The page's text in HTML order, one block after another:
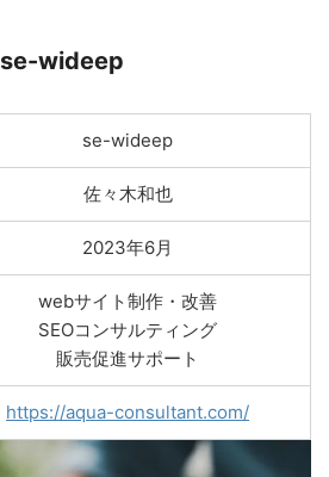
se-wideep
se-wideep
佐々木和也
2023年6月
webサイト制作・改善
SEOコンサルティング
販売促進サポート
https://aqua-consultant.com/